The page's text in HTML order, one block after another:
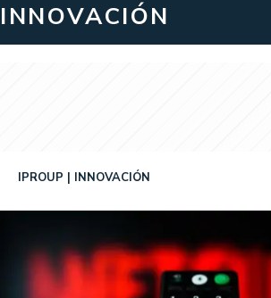
INNOVACIÓN
IPROUP INNOVACIÓN